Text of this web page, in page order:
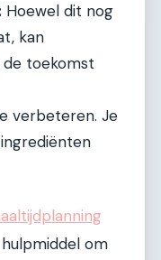
Hoewel dit nog
kan
toekomst
verbeteren. Je
om